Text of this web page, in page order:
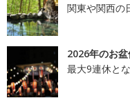
関東や関西の
2026年のお
最大9連休と